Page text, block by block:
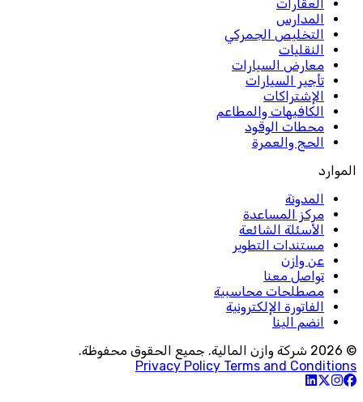
العقارات
المدارس
التخليص الجمركي
النقليات
معارض السيارات
تأجير السيارات
الإشتراكات
الكافيهات والمطاعم
محطات الوقود
الحج والعمرة
الموارد
المدونة
مركز المساعدة
الأسئلة الشائعة
مستندات التطوير
عن وازن
تواصل معنا
مصطلحات محاسبية
الفاتورة الإلكترونية
انضم الينا
© 2026 شركة وازن المالية. جميع الحقوق محفوظة.
Privacy Policy Terms and Conditions